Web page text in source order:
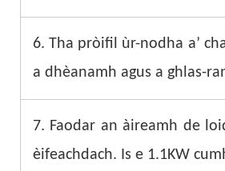
6. Tha pròifil ùr-nodha a’
a dhèanamh agus a ghlas-
7. Faodar an àireamh de
èifeachdach. Is e 1.1KW